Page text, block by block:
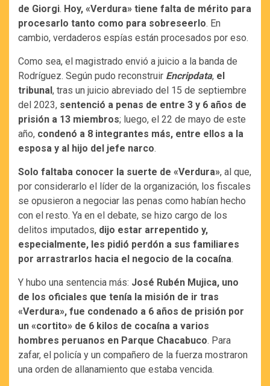
de Giorgi. Hoy, «Verdura» tiene falta de mérito para
procesarlo tanto como para sobreseerlo. En
cambio, verdaderos espías están procesados por eso.
Como sea, el magistrado envió a juicio a la banda de
Rodríguez. Según pudo reconstruir Encripdata, el
tribunal, tras un juicio abreviado del 15 de septiembre
del 2023, sentenció a penas de entre 3 y 6 años de
prisión a 13 miembros; luego, el 22 de mayo de este
año, condenó a 8 integrantes más, entre ellos a la
esposa y al hijo del jefe narco.
Solo faltaba conocer la suerte de «Verdura», al que,
por considerarlo el líder de la organización, los fiscales
se opusieron a negociar las penas como habían hecho
con el resto. Ya en el debate, se hizo cargo de los
delitos imputados, dijo estar arrepentido y,
especialmente, les pidió perdón a sus familiares
por arrastrarlos hacia el negocio de la cocaína.
Y hubo una sentencia más: José Rubén Mujica, uno
de los oficiales que tenía la misión de ir tras
«Verdura», fue condenado a 6 años de prisión por
un «cortito» de 6 kilos de cocaína a varios
hombres peruanos en Parque Chacabuco. Para
zafar, el policía y un compañero de la fuerza mostraron
una orden de allanamiento que estaba vencida.